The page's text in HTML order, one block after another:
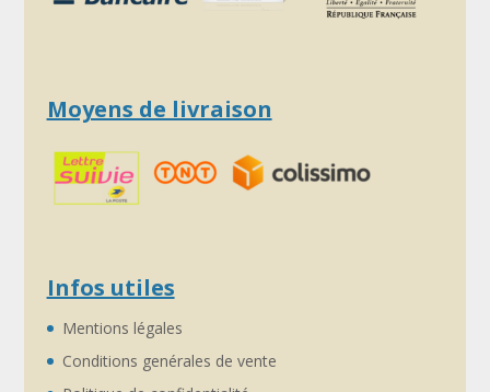
Moyens de livraison
Infos utiles
Mentions légales
Conditions genérales de vente